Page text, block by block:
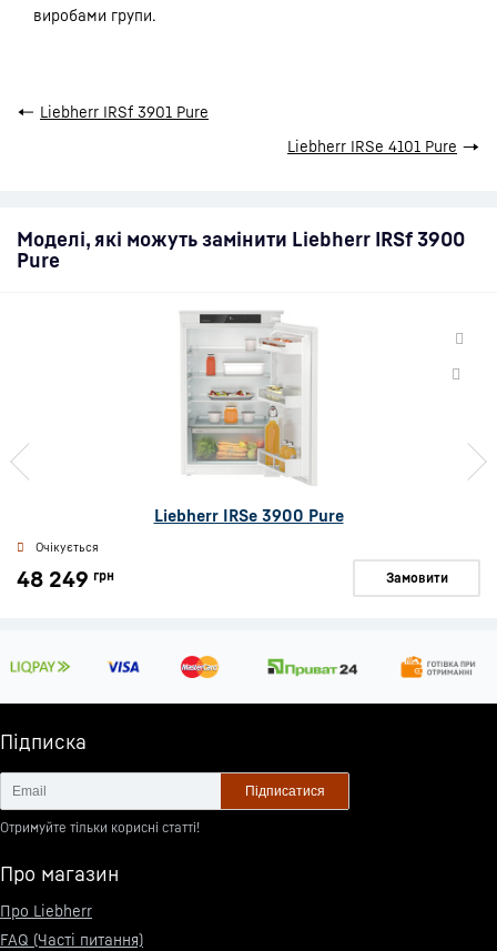
виробами групи.
← Liebherr IRSf 3901 Pure
Liebherr IRSe 4101 Pure →
Моделі, які можуть замінити Liebherr IRSf 3900
Pure
Liebherr IRSe 3900 Pure
Очікується
48 249 грн Замовити
Підписка
Підписатися
Отримуйте тільки корисні статті!
Про магазин
Про Liebherr
FAQ (Часті питання)